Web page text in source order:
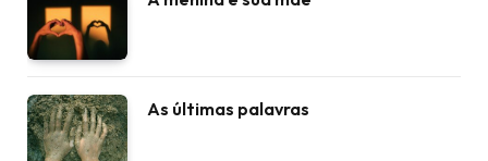
As últimas palavras